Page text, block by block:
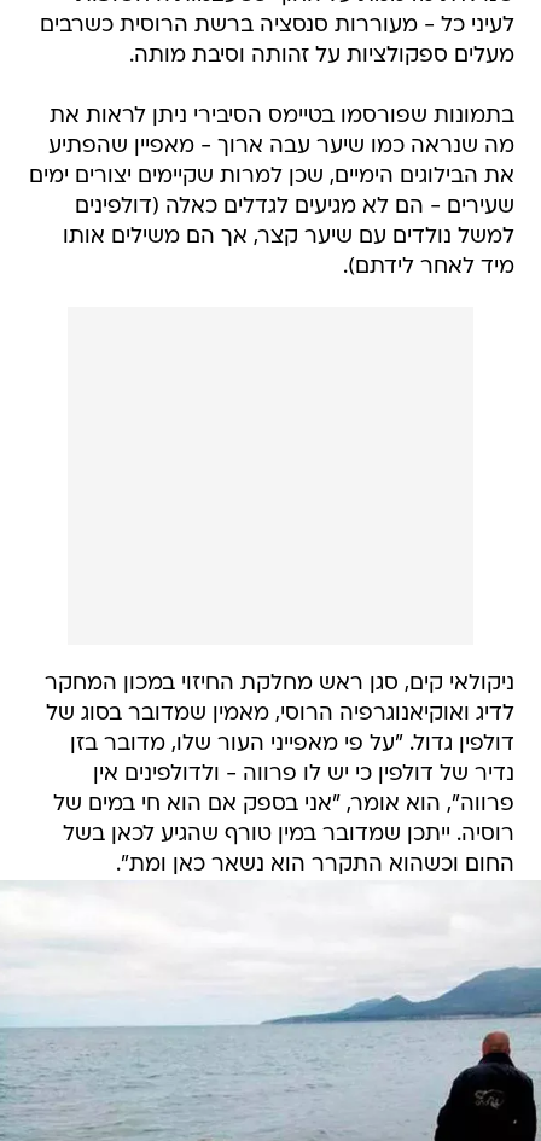
לעיני כל - מעוררות סנסציה ברשת הרוסית כשרבים
מעלים ספקולציות על זהותה וסיבת מותה.
בתמונות שפורסמו בטיימס הסיבירי ניתן לראות את
מה שנראה כמו שיער עבה ארוך - מאפיין שהפתיע
את הבילוגים הימיים, שכן למרות שקיימים יצורים ימים
שעירים - הם לא מגיעים לגדלים כאלה (דולפינים
למשל נולדים עם שיער קצר, אך הם משילים אותו
מיד לאחר לידתם).
ניקולאי קים, סגן ראש מחלקת החיזוי במכון המחקר
לדיג ואוקיאנוגרפיה הרוסי, מאמין שמדובר בסוג של
דולפין גדול. "על פי מאפייני העור שלו, מדובר בזן
נדיר של דולפין כי יש לו פרווה - ולדולפינים אין
פרווה", הוא אומר, "אני בספק אם הוא חי במים של
רוסיה. ייתכן שמדובר במין טורף שהגיע לכאן בשל
החום וכשהוא התקרר הוא נשאר כאן ומת".